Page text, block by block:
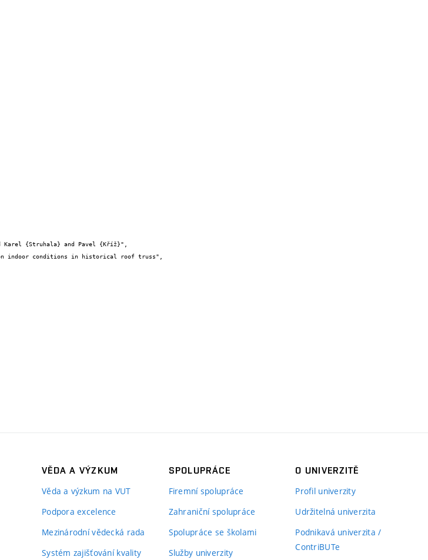
VĚDA A VÝZKUM
Věda a výzkum na VUT
Podpora excelence
Mezinárodní vědecká rada
Systém zajišťování kvality
SPOLUPRÁCE
Firemní spolupráce
Zahraniční spolupráce
Spolupráce se školami
Služby univerzity
O UNIVERZITĚ
Profil univerzity
Udržitelná univerzita
Podnikavá univerzita /
ContriBUTe